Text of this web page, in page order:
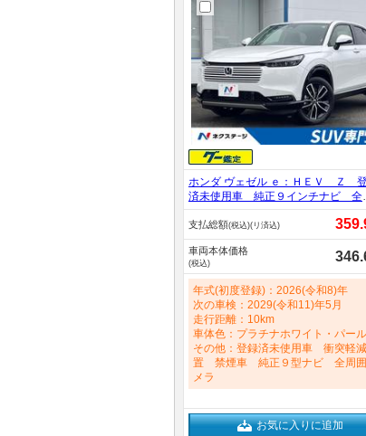
ホンダ ヴェゼル ｅ：ＨＥＶ Ｚ
済未使用車 純正９インチナビ 全
囲カメラ プレミアムサウンド Ｅ
Ｃ２．０ ワイヤレス充電 ハーフ
ザーシート／シートヒーター ホン
センシング ＬＥＤヘッド 純正１
インチアルミ ＵＳＢジャッ 1500cc
支払総額(税込)(リ済込)
車両本体価格
(税込)
年式(初度登録)：2026(令和8)年
次の車検：2029(令和11)年5月
走行距離：10km
車体色：プラチナホワイト・パール
その他：登録済未使用車 衝突軽
置 禁煙車 純正９型ナビ 全周囲
メラ
お気に入りに追加